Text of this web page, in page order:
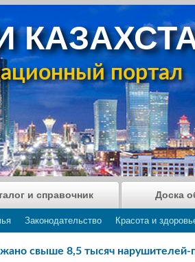
портал
Законодательство Красота и
и справочник Доска
свыше 8,5 тысяч